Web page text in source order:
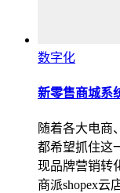
数字化
新零售商城系
随着各大电商
都希望抓住这
现品牌营销转
商派shopex云